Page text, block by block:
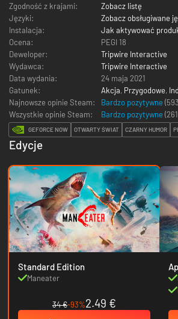
Zgodność z krajami:
Zobacz listę
Języki:
Zobacz obsługiwane
Instalacja:
Jak aktywować
Ocena:
PEGI 18
Deweloper:
Tripwire Interactive
Wydawca:
Tripwire Interactive
Data wydania:
24 maja 2021
Gatunek:
Akcja, Przygodowe,
Najnowsze opinie Steam:
Bardzo pozytywne
Wszystkie opinie Steam:
Bardzo pozytywne (
GEFORCE NOW OTWARTY ŚWIAT CZARNY HUMOR
Edycje
Standard Edition
Maneater
34 €-93%2.49 €